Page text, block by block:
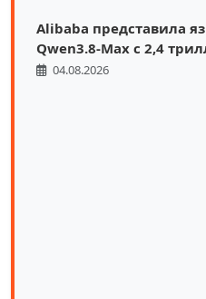
Alibaba представила
Qwen3.8-Max с 2,4
04.08.2026